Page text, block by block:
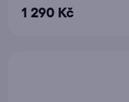
1 290 Kč